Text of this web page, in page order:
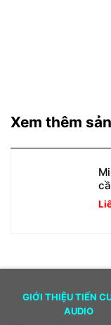
Xem thêm
GIỚI THIỆU TIẾN
AUDIO